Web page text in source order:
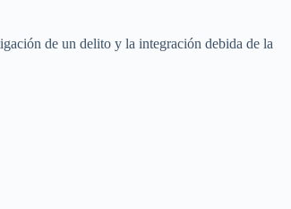
de un delito y la integración debida de la